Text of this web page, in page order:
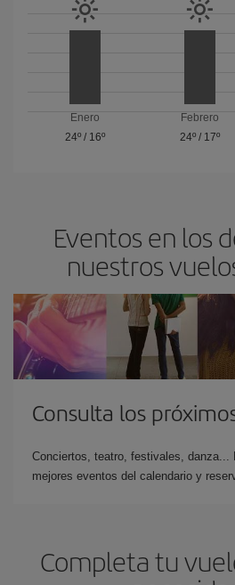
Enero
24º/ 16º
Febrero
24º/ 17º
Eventos en los
nuestros
Consulta los
Conciertos, teatro, festivales, danza...
mejores eventos del calendario y
Completa tu